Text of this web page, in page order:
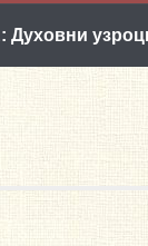
проблема